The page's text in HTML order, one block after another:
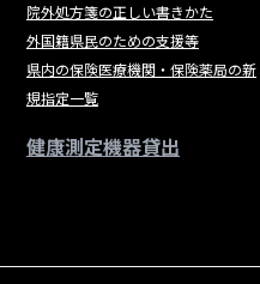
院外処方箋の正しい書きかた
外国籍県民のための支援等
県内の保険医療機関・保険薬局の新
規指定一覧
健康測定機器貸出